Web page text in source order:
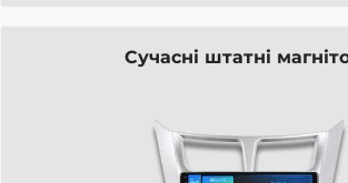
Сучасні штатні